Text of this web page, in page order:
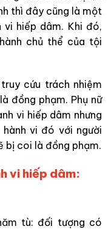
thì đây cũng là một
vi hiếp dâm. Khi đó,
chủ thể của tội
cứu trách nhiệm
đồng phạm. Phụ nữ
vi hiếp dâm nhưng
vi đó với người
bị coi là đồng phạm.
vi hiếp dâm:
tù: đối tượng có